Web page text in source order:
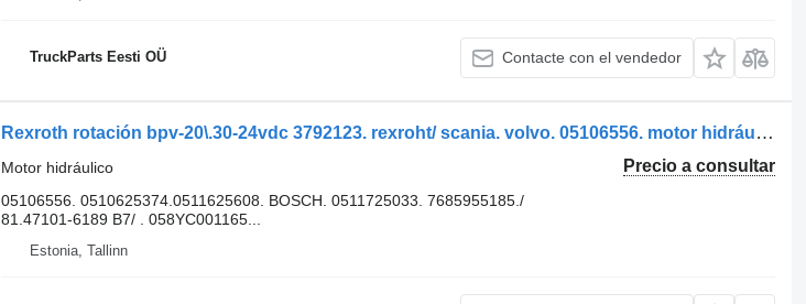
TruckParts Eesti OÜ Contacte con el vendedor
Rexroth rotación bpv-20\.30-24vdc 3792123. rexroht/ scania. volvo. 05106556. motor hidráulico para autobús
Precio a consultar
Motor hidráulico
05106556. 0510625374.0511625608. BOSCH. 0511725033. 7685955185./
81.47101-6189 B7/ . 058YC001165...
Estonia, Tallinn